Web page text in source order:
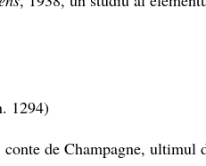
1294)
de Champagne, ultimul